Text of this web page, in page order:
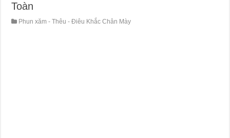
Toàn
Phun xăm - Thêu - Điêu Khắc Chân Mày